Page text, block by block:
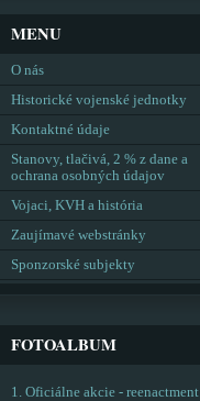
MENU
O nás
Historické vojenské jednotky
Kontaktné údaje
Stanovy, tlačivá, 2 % z dane a
ochrana osobných údajov
Vojaci, KVH a história
Zaujímavé webstránky
Sponzorské subjekty
FOTOALBUM
1. Oficiálne akcie - reenactment